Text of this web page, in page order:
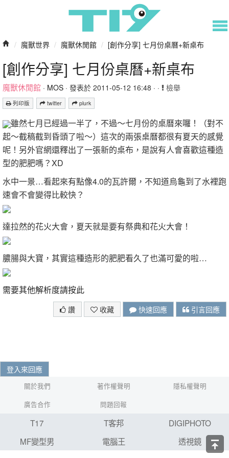
/ 魔獸世界 / 魔獸休閒館 / [創作分享] 七月份桌曆+新桌布
[創作分享] 七月份桌曆+新桌布
魔獸休閒館 · MOS · 發表於 2011-05-12 16:48 · · 檢舉
列印版 twitter plurk
雖然七月已經過一半了，不過～七月份的桌曆來囉！（對不
起～截稿截到昏頭了啦～）這次的兩張桌曆都很有夏天的感覺
呢！另外官網還釋出了一張新的桌布，是說有人會喜歡這種造
型的肥肥嗎？XD
水中一景…看起來有點像4.0的瓦許爾，不知道烏龜到了水裡跑
速會不會變得比較快？
達拉然的花火大會，夏天就是要有祭典和花火大會！
膿腸與大寶，其實這種造形的肥肥看久了也滿可愛的啦…
需要其他解析度請按此
讚 收藏 快速回應 引言回應
登入來回應
關於我們 著作權聲明
隱私權聲明
廣告合作
問題回報
T17 T客邦
DIGIPHOTO
MF變型男
電腦王 透視鏡